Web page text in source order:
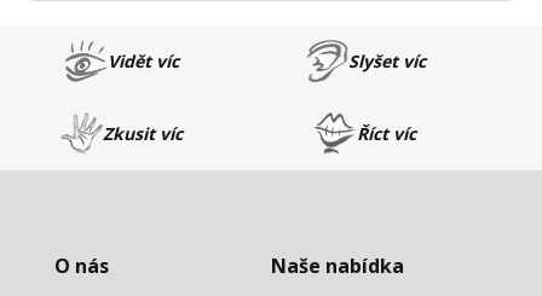
Vidět víc Slyšet víc
Zkusit víc Říct víc
O nás Naše nabídka